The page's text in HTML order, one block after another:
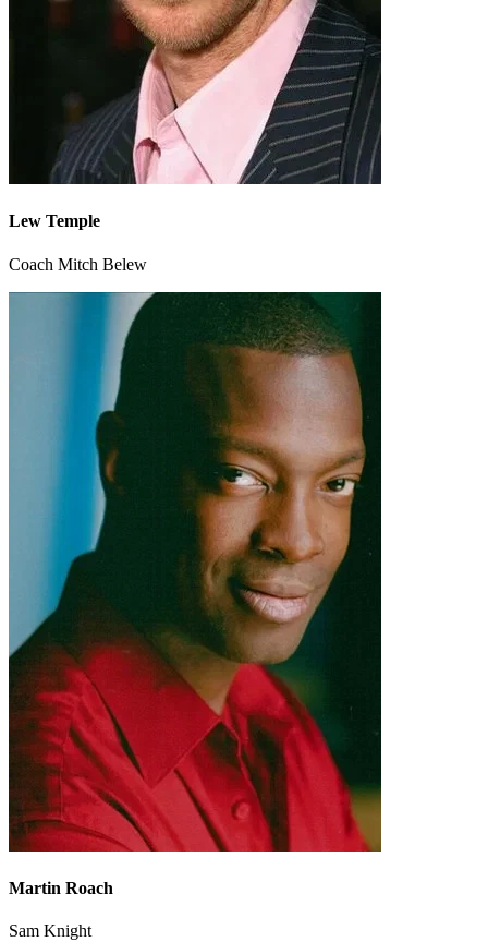
Lew Temple
Coach Mitch Belew
Martin Roach
Sam Knight